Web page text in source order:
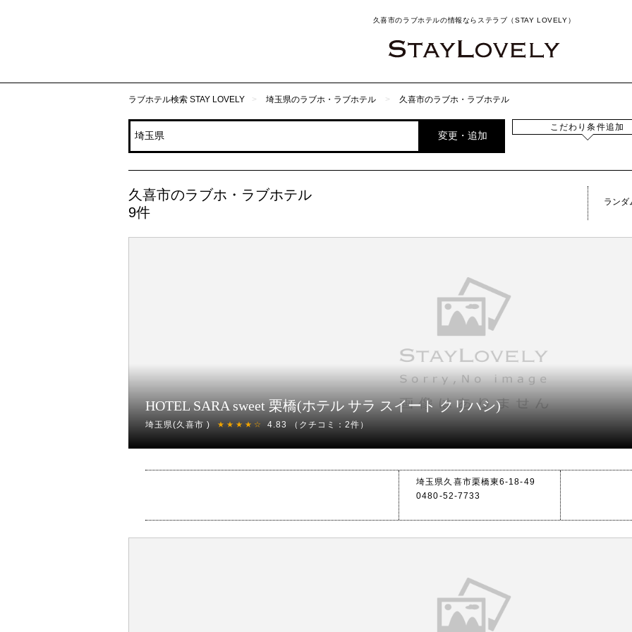
久喜市のラブホテルの情報ならステラブ（STAY LOVELY）
ラブホテル検索 STAY LOVELY 埼玉県のラブホ・ラブホテル 久喜市のラブホ・ラブホテル
変更・追加
こだわり条件追加
久喜市のラブホ・ラブホテル
9件
ランダ
HOTEL SARA sweet 栗橋(ホテル サラ スイート クリハシ)
埼玉県(久喜市 ) ★★★★☆ 4.83 （クチコミ：2件）
埼玉県久喜市栗橋東6-18-49
0480-52-7733